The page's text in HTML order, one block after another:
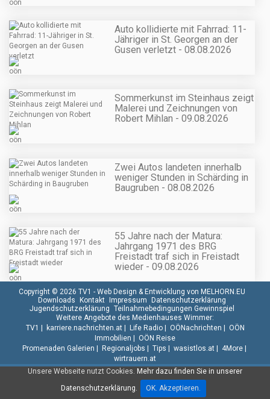
Auto kollidierte mit Fahrrad: 11-
Jähriger in St. Georgen an der
Gusen verletzt - 08.08.2026
Sommerkunst im Steinhaus zeigt
Malerei und Zeichnungen von
Robert Mihlan - 09.08.2026
Zwei Autos landeten innerhalb
weniger Stunden in Schärding in
Baugruben - 08.08.2026
55 Jahre nach der Matura:
Jahrgang 1971 des BRG
Freistadt traf sich in Freistadt
wieder - 09.08.2026
Unsere Webseite nutzt Cookies. Mehr dazu finden Sie in unserer
Datenschutzerklärung.
OK. Akzeptieren.
Copyright © 2026 TV1 - Web Design & Entwicklung von MELHORN.EU
Downloads Kontakt Impressum Datenschutzerklärung
Jugendschutzerklärung Teilnahmebedingungen Gewinnspiel
Weitere Angebote des Medienhauses Wimmer:
TV1 | karriere.nachrichten.at| Life Radio| OÖNachrichten | OÖN
Immobilien | OÖN Reise
Promenaden Galerien | Regionaljobs | Tips | wasistlos.at| 4More|
wirtrauern.at